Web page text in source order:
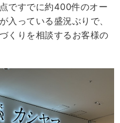
ですでに約400件のオー
入っている盛況ぶりで、
くりを相談するお客様の